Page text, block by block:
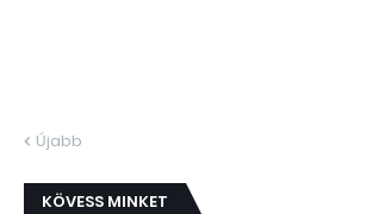
Újabb
KÖVESS MINKET